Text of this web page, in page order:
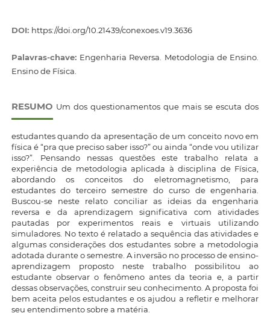
DOI: https://doi.org/10.21439/conexoes.v19.3636
Palavras-chave: Engenharia Reversa. Metodologia de Ensino.
Ensino de Física.
RESUMO Um dos questionamentos que mais se escuta dos
estudantes quando da apresentação de um conceito novo em
física é “pra que preciso saber isso?” ou ainda “onde vou utilizar
isso?”. Pensando nessas questões este trabalho relata a
experiência de metodologia aplicada à disciplina de Física,
abordando os conceitos do eletromagnetismo, para
estudantes do terceiro semestre do curso de engenharia.
Buscou-se neste relato conciliar as ideias da engenharia
reversa e da aprendizagem significativa com atividades
pautadas por experimentos reais e virtuais utilizando
simuladores. No texto é relatado a sequência das atividades e
algumas considerações dos estudantes sobre a metodologia
adotada durante o semestre. A inversão no processo de ensino-
aprendizagem proposto neste trabalho possibilitou ao
estudante observar o fenômeno antes da teoria e, a partir
dessas observações, construir seu conhecimento. A proposta foi
bem aceita pelos estudantes e os ajudou a refletir e melhorar
seu entendimento sobre a matéria.